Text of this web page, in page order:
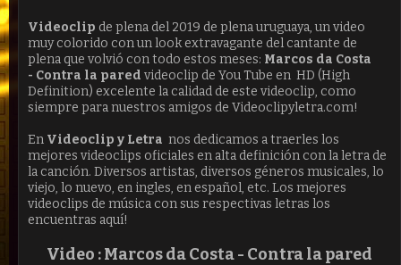
Videoclip de plena del 2019 de plena uruguaya, un video
muy colorido con un look extravagante del cantante de
plena que volvió con todo estos meses: Marcos da Costa
- Contra la pared videoclip de You Tube en HD (High
Definition) excelente la calidad de este videoclip, como
siempre para nuestros amigos de Videoclipyletra.com!
En Videoclip y Letra nos dedicamos a traerles los
mejores videoclips oficiales en alta definición con la letra de
la canción. Diversos artistas, diversos géneros musicales, lo
viejo, lo nuevo, en ingles, en español, etc. Los mejores
videoclips de música con sus respectivas letras los
encuentras aquí!
Video :Marcos da Costa - Contra la pared